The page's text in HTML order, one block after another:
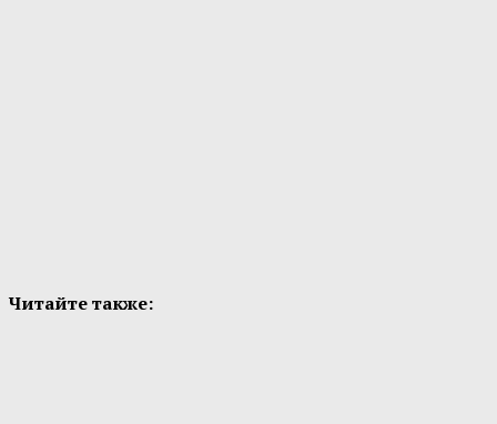
Читайте также: